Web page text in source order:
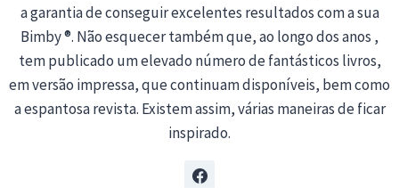
a garantia de conseguir excelentes resultados com a sua
Bimby ®. Não esquecer também que, ao longo dos anos ,
tem publicado um elevado número de fantásticos livros,
em versão impressa, que continuam disponíveis, bem como
a espantosa revista. Existem assim, várias maneiras de ficar
inspirado.